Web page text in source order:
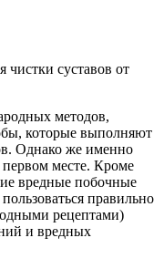
методов,
которые выполняют
Однако же именно
первом месте. Кроме
вредные побочные
правильно
рецептами)
и вредных